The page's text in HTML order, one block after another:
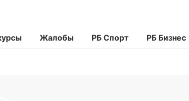
Жалобы РБ Спорт РБ Бизнес